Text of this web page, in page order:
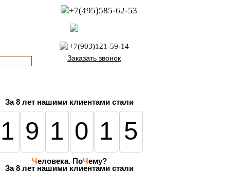
+7(495)585-62-53
+7(903)121-59-14
Заказать звонок
За8 лет нашими клиентами стали
191015
Человека. ПоЧему?
За 8 лет нашими клиентами стали